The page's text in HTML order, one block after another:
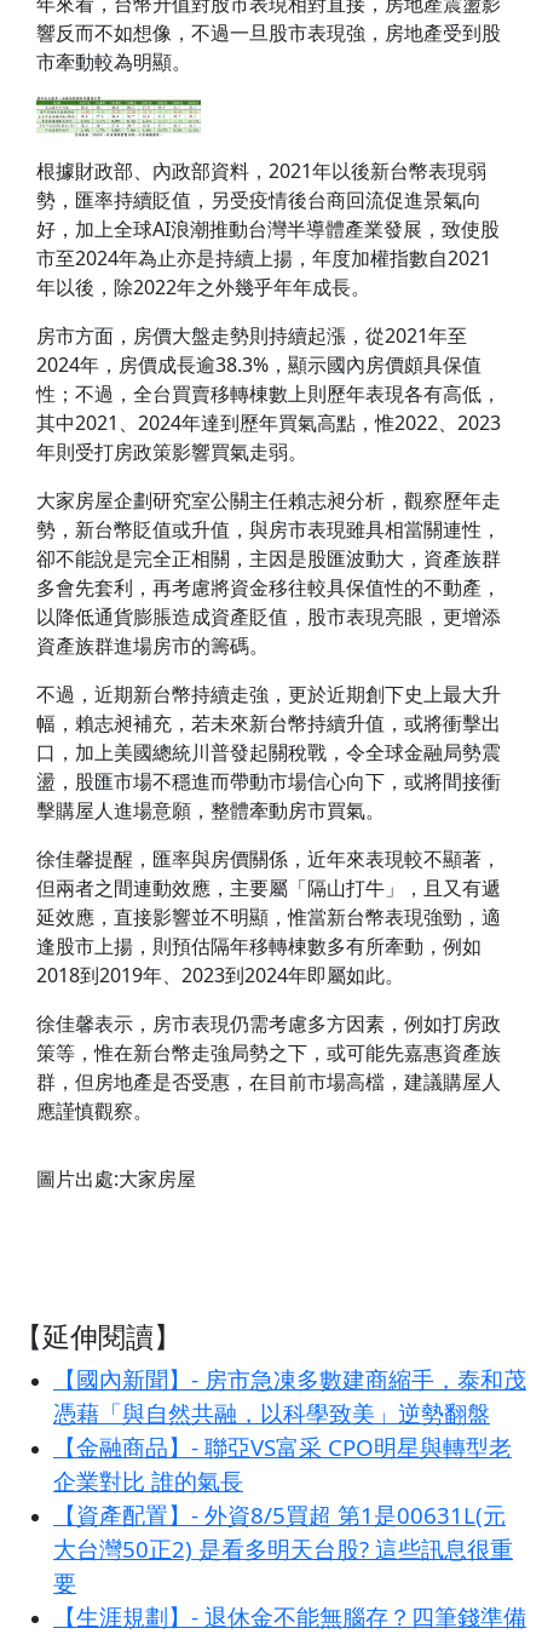
響反而不如想像，不過一旦股市表現強，房地產受到股
市牽動較為明顯。
根據財政部、內政部資料，2021年以後新台幣表現弱
勢，匯率持續貶值，另受疫情後台商回流促進景氣向
好，加上全球AI浪潮推動台灣半導體產業發展，致使股
市至2024年為止亦是持續上揚，年度加權指數自2021
年以後，除2022年之外幾乎年年成長。
房市方面，房價大盤走勢則持續起漲，從2021年至
2024年，房價成長逾38.3%，顯示國內房價頗具保值
性；不過，全台買賣移轉棟數上則歷年表現各有高低，
其中2021、2024年達到歷年買氣高點，惟2022、2023
年則受打房政策影響買氣走弱。
大家房屋企劃研究室公關主任賴志昶分析，觀察歷年走
勢，新台幣貶值或升值，與房市表現雖具相當關連性，
卻不能說是完全正相關，主因是股匯波動大，資產族群
多會先套利，再考慮將資金移往較具保值性的不動產，
以降低通貨膨脹造成資產貶值，股市表現亮眼，更增添
資產族群進場房市的籌碼。
不過，近期新台幣持續走強，更於近期創下史上最大升
幅，賴志昶補充，若未來新台幣持續升值，或將衝擊出
口，加上美國總統川普發起關稅戰，令全球金融局勢震
盪，股匯市場不穩進而帶動市場信心向下，或將間接衝
擊購屋人進場意願，整體牽動房市買氣。
徐佳馨提醒，匯率與房價關係，近年來表現較不顯著，
但兩者之間連動效應，主要屬「隔山打牛」，且又有遞
延效應，直接影響並不明顯，惟當新台幣表現強勁，適
逢股市上揚，則預估隔年移轉棟數多有所牽動，例如
2018到2019年、2023到2024年即屬如此。
徐佳馨表示，房市表現仍需考慮多方因素，例如打房政
策等，惟在新台幣走強局勢之下，或可能先嘉惠資產族
群，但房地產是否受惠，在目前市場高檔，建議購屋人
應謹慎觀察。
圖片出處:大家房屋
【延伸閱讀】
【國內新聞】- 房市急凍多數建商縮手，泰和茂
憑藉「與自然共融，以科學致美」逆勢翻盤
【金融商品】- 聯亞VS富采 CPO明星與轉型老
企業對比 誰的氣長
【資產配置】- 外資8/5買超 第1是00631L(元
大台灣50正2) 是看多明天台股? 這些訊息很重
要
【生涯規劃】- 退休金不能無腦存？四筆錢準備